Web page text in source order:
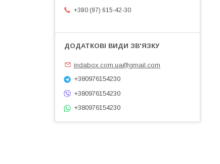
+380 (97) 615-42-30
indabox.com.ua@gmail.com
+380976154230
+380976154230
+380976154230